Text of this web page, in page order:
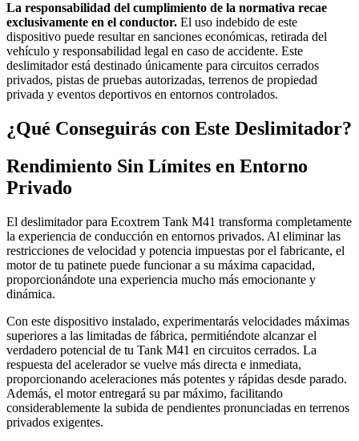
La responsabilidad del cumplimiento de la normativa recae
exclusivamente en el conductor. El uso indebido de este
dispositivo puede resultar en sanciones económicas, retirada del
vehículo y responsabilidad legal en caso de accidente. Este
deslimitador está destinado únicamente para circuitos cerrados
privados, pistas de pruebas autorizadas, terrenos de propiedad
privada y eventos deportivos en entornos controlados.
¿Qué Conseguirás con Este Deslimitador?
Rendimiento Sin Límites en Entorno
Privado
El deslimitador para Ecoxtrem Tank M41 transforma completamente
la experiencia de conducción en entornos privados. Al eliminar las
restricciones de velocidad y potencia impuestas por el fabricante, el
motor de tu patinete puede funcionar a su máxima capacidad,
proporcionándote una experiencia mucho más emocionante y
dinámica.
Con este dispositivo instalado, experimentarás velocidades máximas
superiores a las limitadas de fábrica, permitiéndote alcanzar el
verdadero potencial de tu Tank M41 en circuitos cerrados. La
respuesta del acelerador se vuelve más directa e inmediata,
proporcionando aceleraciones más potentes y rápidas desde parado.
Además, el motor entregará su par máximo, facilitando
considerablemente la subida de pendientes pronunciadas en terrenos
privados exigentes.